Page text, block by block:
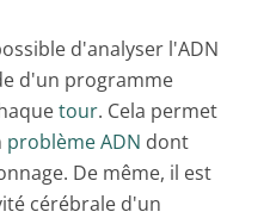
d'analyser l'ADN
d'un programme
tour. Cela permet
problème ADN dont
De même, il est
cérébrale d'un